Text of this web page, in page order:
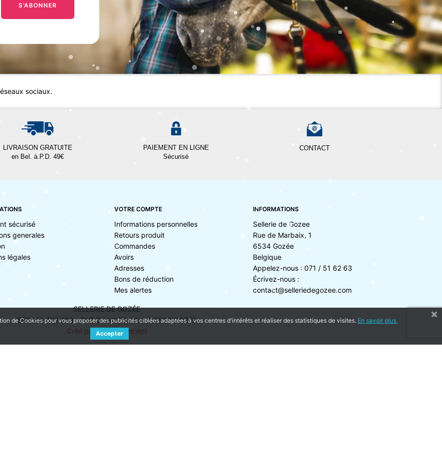
S’ABONNER
sociaux.
LIVRAISON GRATUITE
en Bel. à.P.D. 49€
PAIEMENT EN LIGNE
Sécurisé
CONTACT
sécurisé
generales
légales
VOTRE COMPTE
Informations personnelles
Retours produit
Commandes
Avoirs
Adresses
Bons de réduction
Mes alertes
INFORMATIONS
Sellerie de Gozee
Rue de Marbaix, 1
6534 Gozée
Belgique
Appelez-nous : 071 / 51 62 63
Écrivez-nous :
contact@selleriedegozee.com
SELLERIE DE GOZÉE
BE0454.439.258 - RUE DE MARBAIX, 1 À 6534 GOZÉE
Créé par NageoConcept
de Cookies pour vous proposer des publicités ciblées adaptées à vos centres d'intérêts et réaliser des statistiques de visites. En savoir plus.
Accepter